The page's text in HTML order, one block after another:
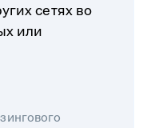
сетях во
или